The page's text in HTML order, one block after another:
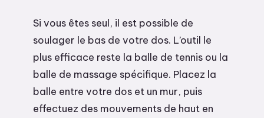
Si vous êtes seul, il est possible de
soulager le bas de votre dos. L’outil le
plus efficace reste la balle de tennis ou la
balle de massage spécifique. Placez la
balle entre votre dos et un mur, puis
effectuez des mouvements de haut en